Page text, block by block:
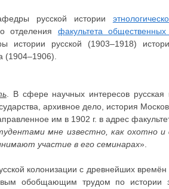
русской истории
отделения факультета
русской (1903–1918)
(1904–1906).
. В сфере научных интересов русская
архивное дело, история
им в 1902 г. в адрес
мне известно, как охотно
участие в его семинарах».
колонизации с древнейших
обобщающим трудом по истории